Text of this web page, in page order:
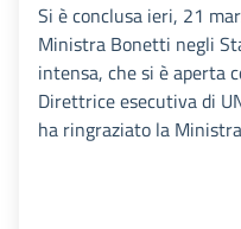
Si è conclusa ieri, 21
Ministra Bonetti negli
intensa, che si è aperta
Direttrice esecutiva di
ha ringraziato la